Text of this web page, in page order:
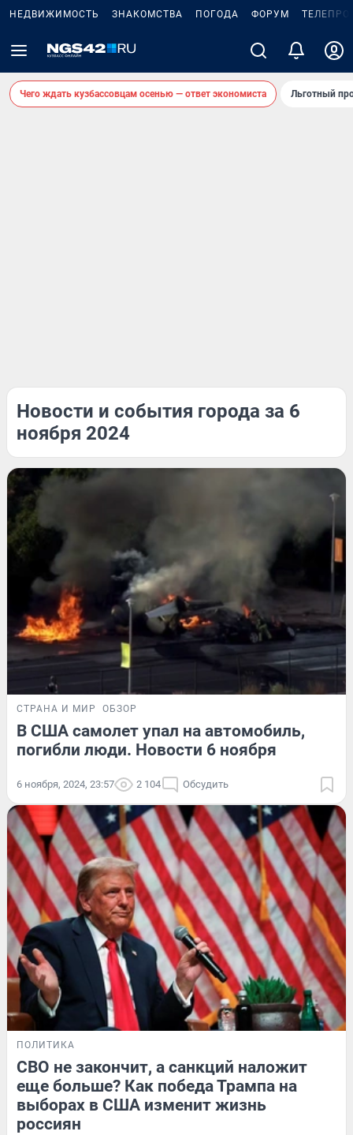
НЕДВИЖИМОСТЬ ЗНАКОМСТВА ПОГОДА ФОРУМ
Чего ждать кузбассовцам осенью — ответ экономиста Льготный
Новости и события города за 6
ноября 2024
СТРАНА И МИР ОБЗОР
В США самолет упал на автомобиль,
погибли люди. Новости 6 ноября
6 ноября, 2024, 23:57 2 104 Обсудить
ПОЛИТИКА
СВО не закончит, а санкций наложит
еще больше? Как победа Трампа на
выборах в США изменит жизнь
россиян